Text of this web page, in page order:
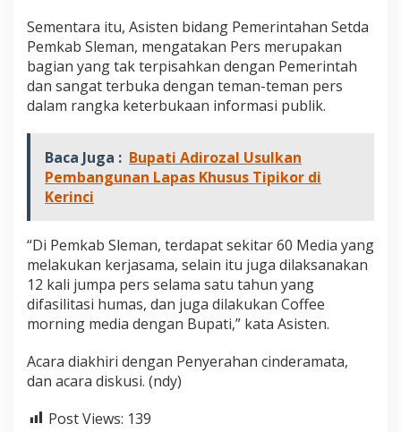
Sementara itu, Asisten bidang Pemerintahan Setda
Pemkab Sleman, mengatakan Pers merupakan
bagian yang tak terpisahkan dengan Pemerintah
dan sangat terbuka dengan teman-teman pers
dalam rangka keterbukaan informasi publik.
Baca Juga : Bupati Adirozal Usulkan
Pembangunan Lapas Khusus Tipikor di
Kerinci
“Di Pemkab Sleman, terdapat sekitar 60 Media yang
melakukan kerjasama, selain itu juga dilaksanakan
12 kali jumpa pers selama satu tahun yang
difasilitasi humas, dan juga dilakukan Coffee
morning media dengan Bupati,” kata Asisten.
Acara diakhiri dengan Penyerahan cinderamata,
dan acara diskusi. (ndy)
Post Views: 139